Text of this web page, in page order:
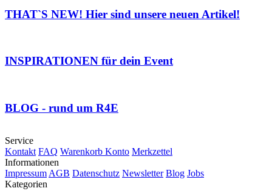
THAT`S NEW! Hier sind unsere neuen Artikel!
INSPIRATIONEN für dein Event
BLOG - rund um R4E
Service
Kontakt FAQ Warenkorb Konto Merkzettel
Informationen
Impressum AGB Datenschutz Newsletter Blog Jobs
Kategorien